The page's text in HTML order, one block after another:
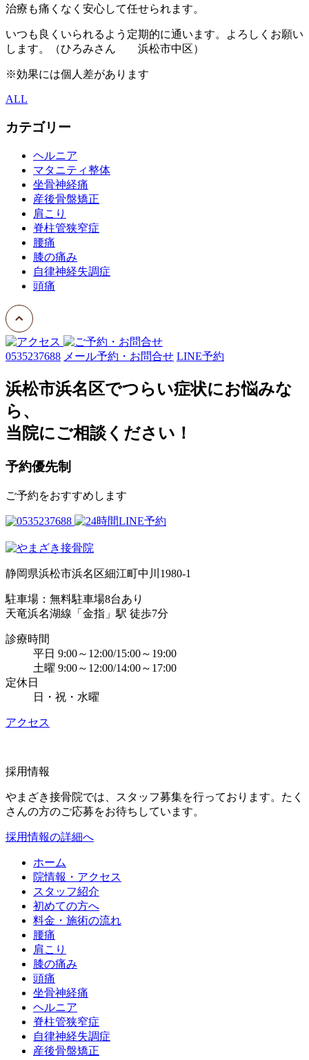
治療も痛くなく安心して任せられます。
いつも良くいられるよう定期的に通います。よろしくお願い
します。（ひろみさん 浜松市中区）
※効果には個人差があります
ALL
カテゴリー
ヘルニア
マタニティ整体
坐骨神経痛
産後骨盤矯正
肩こり
脊柱管狭窄症
腰痛
膝の痛み
自律神経失調症
頭痛
0535237688 メール予約・お問合せ LINE予約
浜松市浜名区でつらい症状にお悩みな
ら、
当院にご相談ください！
予約優先制
ご予約をおすすめします
静岡県浜松市浜名区細江町中川1980-1
駐車場：無料駐車場8台あり
天竜浜名湖線「金指」駅 徒歩7分
診療時間
平日 9:00～12:00/15:00～19:00
土曜 9:00～12:00/14:00～17:00
定休日
日・祝・水曜
アクセス
採用情報
やまざき接骨院では、スタッフ募集を行っております。たく
さんの方のご応募をお待ちしています。
採用情報の詳細へ
ホーム
院情報・アクセス
スタッフ紹介
初めての方へ
料金・施術の流れ
腰痛
肩こり
膝の痛み
頭痛
坐骨神経痛
ヘルニア
脊柱管狭窄症
自律神経失調症
産後骨盤矯正